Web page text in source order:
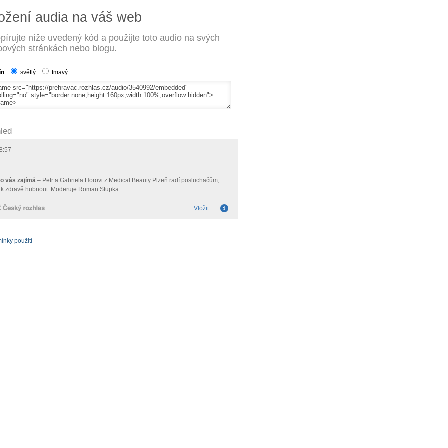
audia na váš web
níže uvedený kód a použijte toto audio na svých
stránkách nebo blogu.
světlý tmavý
použití